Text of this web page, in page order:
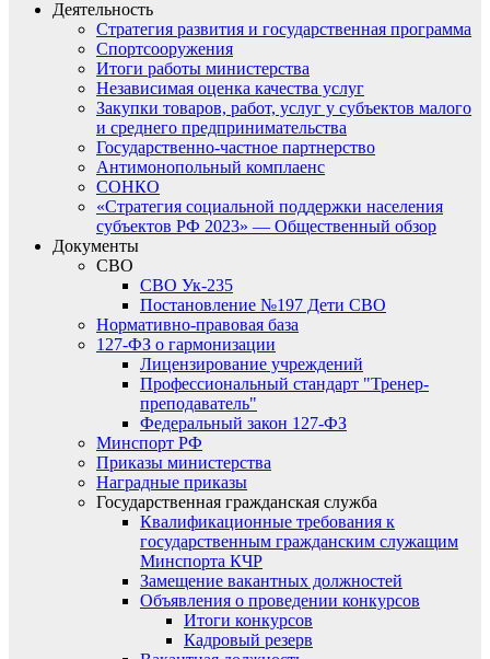
Деятельность
Стратегия развития и государственная программа
Спортсооружения
Итоги работы министерства
Независимая оценка качества услуг
Закупки товаров, работ, услуг у субъектов малого
и среднего предпринимательства
Государственно-частное партнерство
Антимонопольный комплаенс
СОНКО
«Стратегия социальной поддержки населения
субъектов РФ 2023» — Общественный обзор
Документы
СВО
СВО Ук-235
Постановление №197 Дети СВО
Нормативно-правовая база
127-ФЗ о гармонизации
Лицензирование учреждений
Профессиональный стандарт "Тренер-
преподаватель"
Федеральный закон 127-ФЗ
Минспорт РФ
Приказы министерства
Наградные приказы
Государственная гражданская служба
Квалификационные требования к
государственным гражданским служащим
Минспорта КЧР
Замещение вакантных должностей
Объявления о проведении конкурсов
Итоги конкурсов
Кадровый резерв